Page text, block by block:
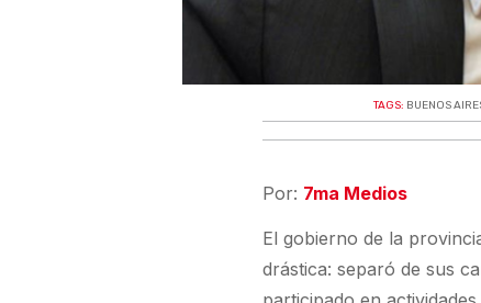
TAGS: BUENOS
Por: 7ma Medios
El gobierno de la
drástica: separó de sus